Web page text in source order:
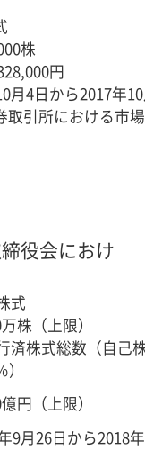
株
円
月4日から2017年
取引所における市
役会におけ
式
株（上限）
行済株式総数（自
円（上限）
9月26日から2018